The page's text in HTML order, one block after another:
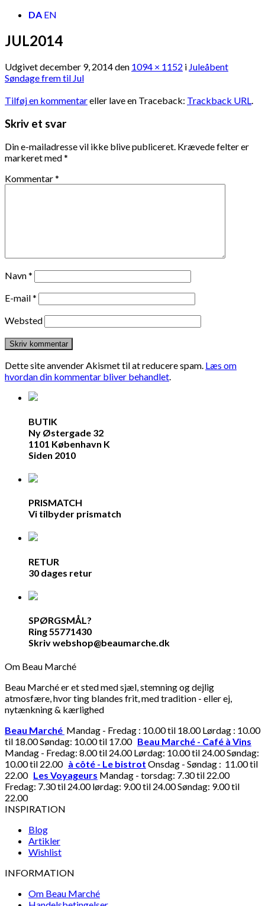
DA EN
JUL2014
Udgivetdecember 9, 2014den 1094 × 1152 i Juleåbent
Søndage frem til Jul
Tilføj en kommentareller lave en Traceback: Trackback URL.
Skriv et svar
Din e-mailadresse vil ikke blive publiceret. Krævede felter er
markeret med*
Kommentar*
Navn*
E-mail*
Websted
Dette site anvender Akismet til at reducere spam. Læs om
hvordan din kommentar bliver behandlet.
BUTIK
Ny Østergade 32
1101 København K
Siden 2010
PRISMATCH
Vi tilbyder prismatch
RETUR
30 dages retur
SPØRGSMÅL?
Ring 55771430
Skriv webshop@beaumarche.dk
Om Beau Marché
Beau Marché er et sted med sjæl, stemning og dejlig
atmosfære, hvor ting blandes frit, med tradition - eller ej,
nytænkning & kærlighed
Beau Marché Mandag - Fredag : 10.00 til 18.00 Lørdag : 10.00
til 18.00 Søndag: 10.00 til 17.00 Beau Marché - Café à Vins
Mandag - Fredag: 8.00 til 24.00 Lørdag: 10.00 til 24.00 Søndag:
10.00 til 22.00 à côté - Le bistrot Onsdag - Søndag : 11.00 til
22.00 Les Voyageurs Mandag - torsdag: 7.30 til 22.00
Fredag: 7.30 til 24.00 lørdag: 9.00 til 24.00 Søndag: 9.00 til
22.00
INSPIRATION
Blog
Artikler
Wishlist
INFORMATION
Om Beau Marché